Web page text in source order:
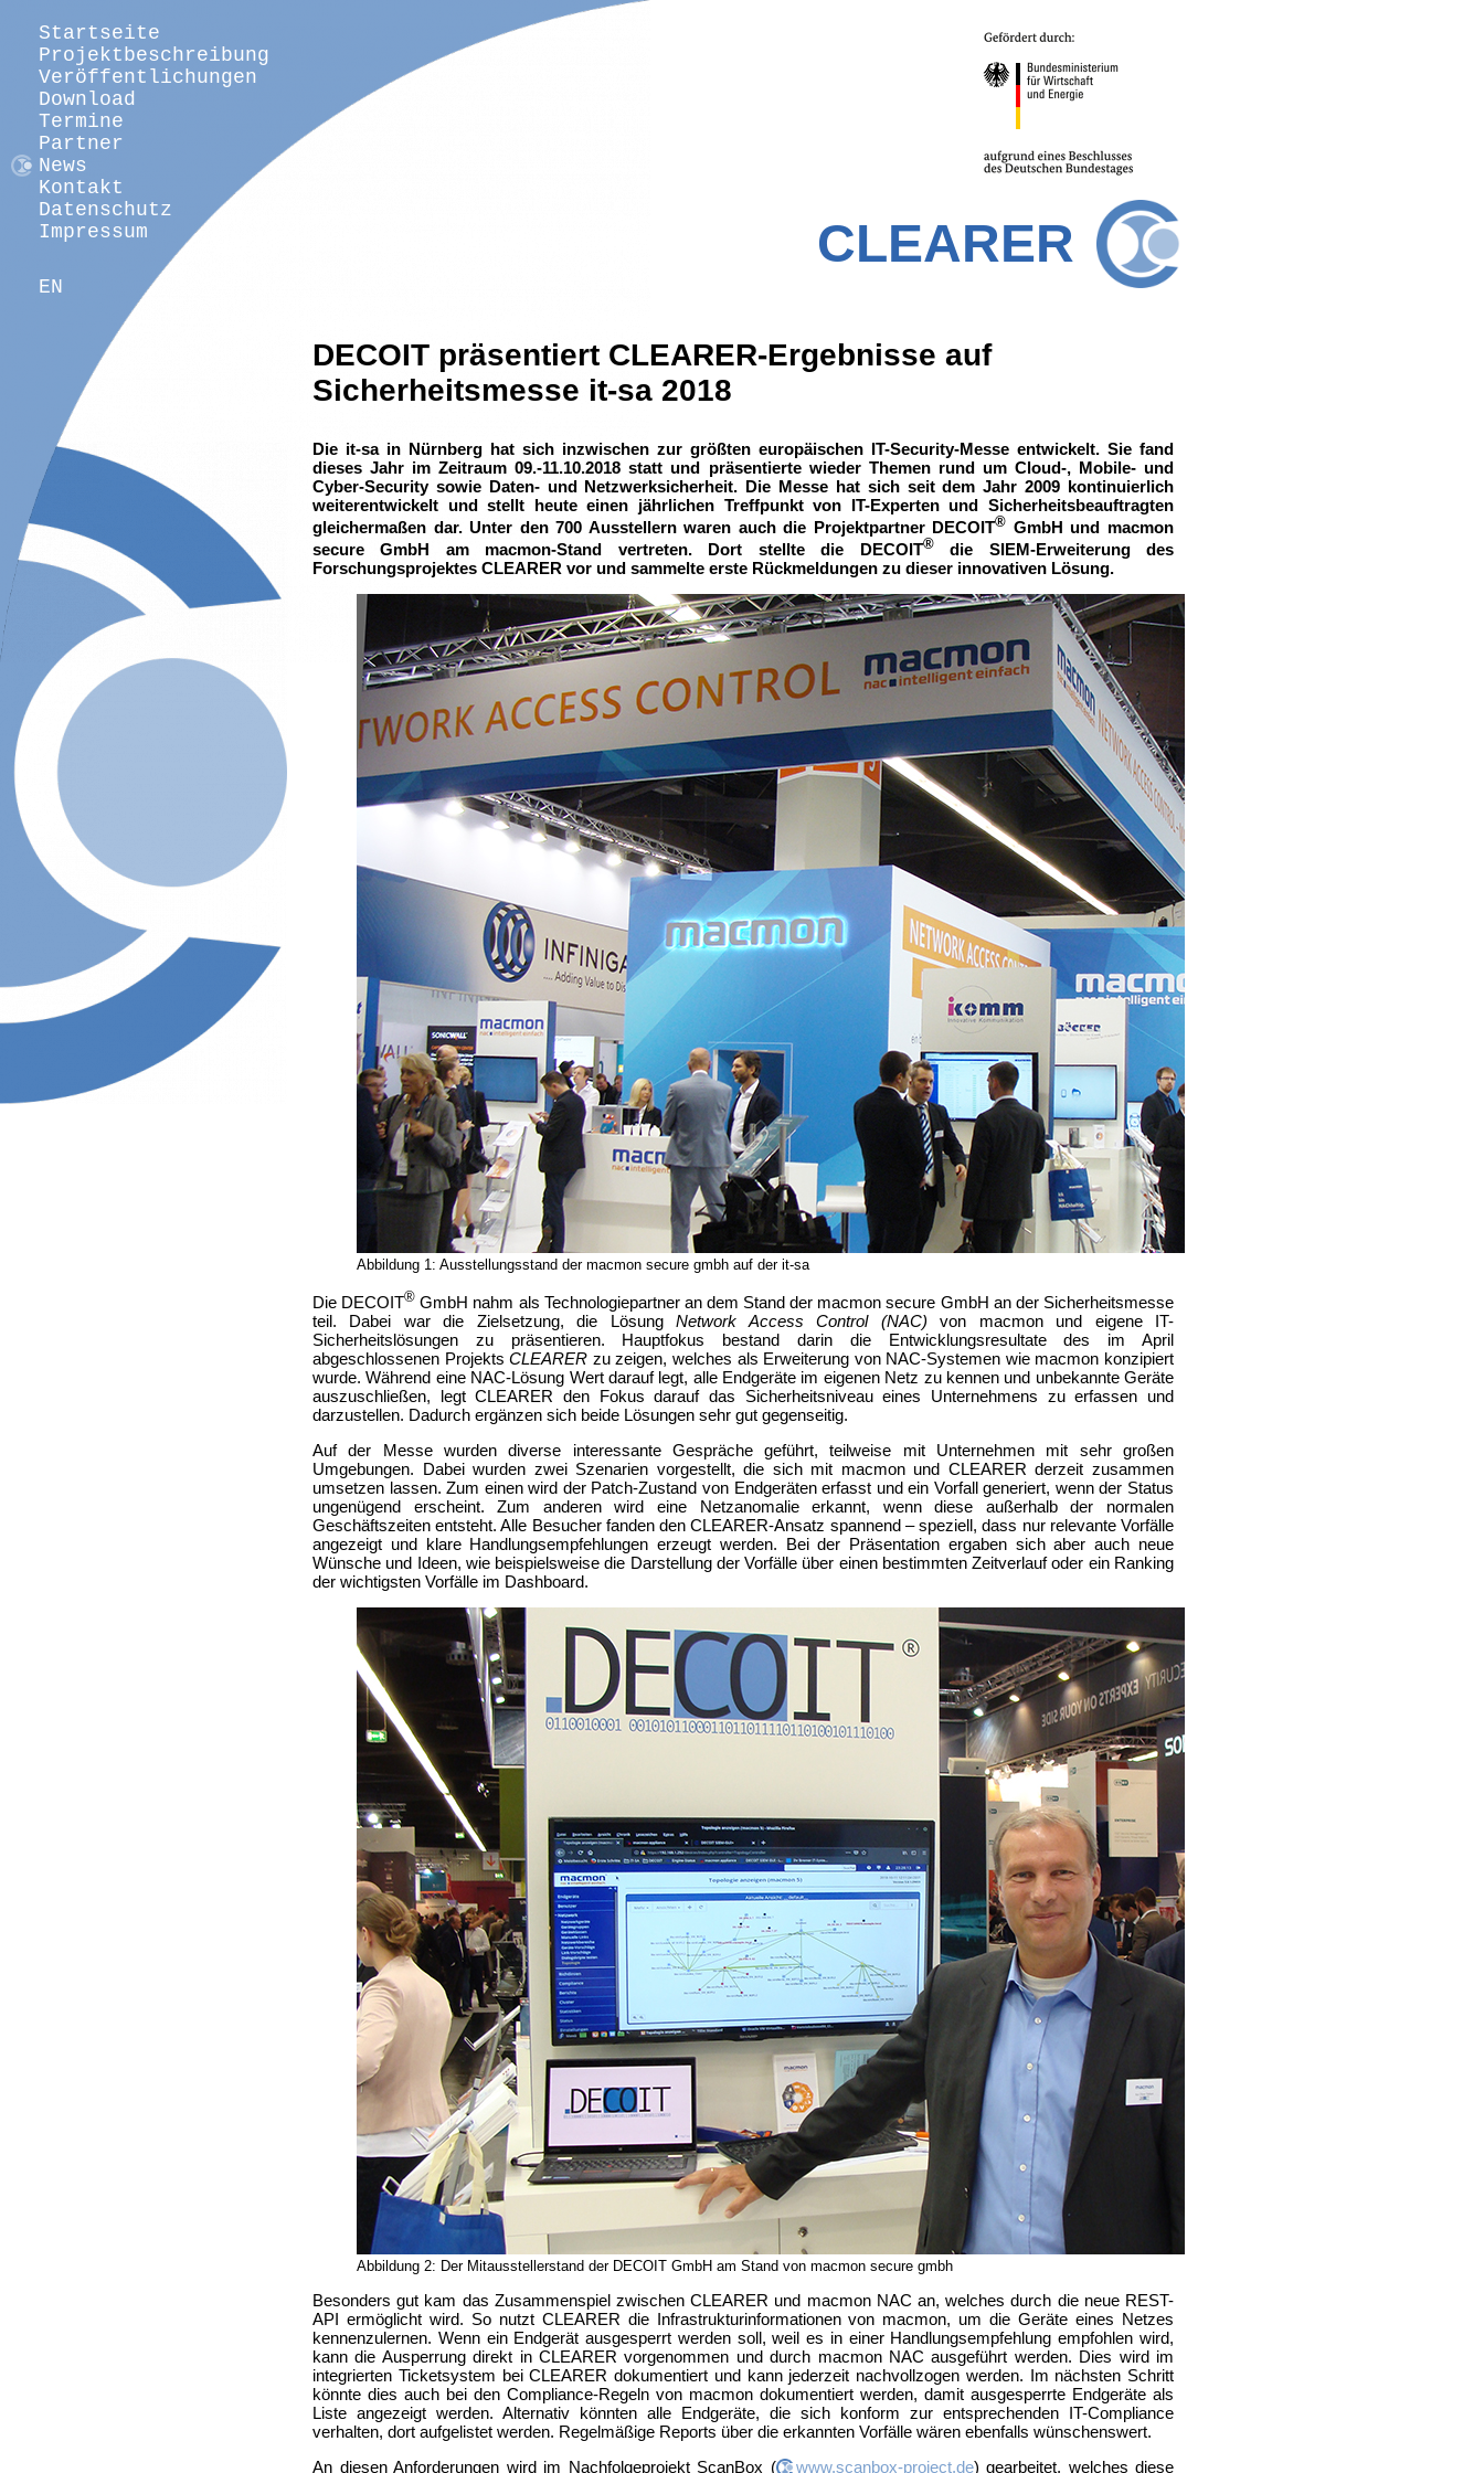
CLEARER
DECOIT präsentiert CLEARER-Ergebnisse auf
Sicherheitsmesse it-sa 2018
Die it-sa in Nürnberg hat sich inzwischen zur größten europäischen IT-Security-Messe entwickelt. Sie fand
dieses Jahr im Zeitraum 09.-11.10.2018 statt und präsentierte wieder Themen rund um Cloud-, Mobile- und
Cyber-Security sowie Daten- und Netzwerksicherheit. Die Messe hat sich seit dem Jahr 2009 kontinuierlich
weiterentwickelt und stellt heute einen jährlichen Treffpunkt von IT-Experten und Sicherheitsbeauftragten
gleichermaßen dar. Unter den 700 Ausstellern waren auch die Projektpartner DECOIT® GmbH und macmon
secure GmbH am macmon-Stand vertreten. Dort stellte die DECOIT® die SIEM-Erweiterung des
Forschungsprojektes CLEARER vor und sammelte erste Rückmeldungen zu dieser innovativen Lösung.
Abbildung 1: Ausstellungsstand der macmon secure gmbh auf der it-sa
Die DECOIT® GmbH nahm als Technologiepartner an dem Stand der macmon secure GmbH an der Sicherheitsmesse
teil. Dabei war die Zielsetzung, die LösungNetwork Access Control (NAC) von macmon und eigene IT-
Sicherheitslösungen zu präsentieren. Hauptfokus bestand darin die Entwicklungsresultate des im April
abgeschlossenen ProjektsCLEARER zu zeigen, welches als Erweiterung von NAC-Systemen wie macmon konzipiert
wurde. Während eine NAC-Lösung Wert darauf legt, alle Endgeräte im eigenen Netz zu kennen und unbekannte Geräte
auszuschließen, legt CLEARER den Fokus darauf das Sicherheitsniveau eines Unternehmens zu erfassen und
darzustellen. Dadurch ergänzen sich beide Lösungen sehr gut gegenseitig.
Auf der Messe wurden diverse interessante Gespräche geführt, teilweise mit Unternehmen mit sehr großen
Umgebungen. Dabei wurden zwei Szenarien vorgestellt, die sich mit macmon und CLEARER derzeit zusammen
umsetzen lassen. Zum einen wird der Patch-Zustand von Endgeräten erfasst und ein Vorfall generiert, wenn der Status
ungenügend erscheint. Zum anderen wird eine Netzanomalie erkannt, wenn diese außerhalb der normalen
Geschäftszeiten entsteht. Alle Besucher fanden den CLEARER-Ansatz spannend – speziell, dass nur relevante Vorfälle
angezeigt und klare Handlungsempfehlungen erzeugt werden. Bei der Präsentation ergaben sich aber auch neue
Wünsche und Ideen, wie beispielsweise die Darstellung der Vorfälle über einen bestimmten Zeitverlauf oder ein Ranking
der wichtigsten Vorfälle im Dashboard.
Abbildung 2: Der Mitausstellerstand der DECOIT GmbH am Stand von macmon secure gmbh
Besonders gut kam das Zusammenspiel zwischen CLEARER und macmon NAC an, welches durch die neue REST-
API ermöglicht wird. So nutzt CLEARER die Infrastrukturinformationen von macmon, um die Geräte eines Netzes
kennenzulernen. Wenn ein Endgerät ausgesperrt werden soll, weil es in einer Handlungsempfehlung empfohlen wird,
kann die Ausperrung direkt in CLEARER vorgenommen und durch macmon NAC ausgeführt werden. Dies wird im
integrierten Ticketsystem bei CLEARER dokumentiert und kann jederzeit nachvollzogen werden. Im nächsten Schritt
könnte dies auch bei den Compliance-Regeln von macmon dokumentiert werden, damit ausgesperrte Endgeräte als
Liste angezeigt werden. Alternativ könnten alle Endgeräte, die sich konform zur entsprechenden IT-Compliance
verhalten, dort aufgelistet werden. Regelmäßige Reports über die erkannten Vorfälle wären ebenfalls wünschenswert.
An diesen Anforderungen wird im Nachfolgeprojekt ScanBox (
www.scanbox-project.de) gearbeitet, welches diese
Startseite
Projektbeschreibung
Veröffentlichungen
Download
Termine
Partner
News
Kontakt
Datenschutz
Impressum
EN